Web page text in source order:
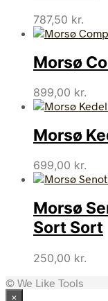
787,50 kr.
Morsø
899,00 kr.
Morsø
699,00 kr.
Morsø
Sort Sort
250,00 kr.
© We Like Tools
×